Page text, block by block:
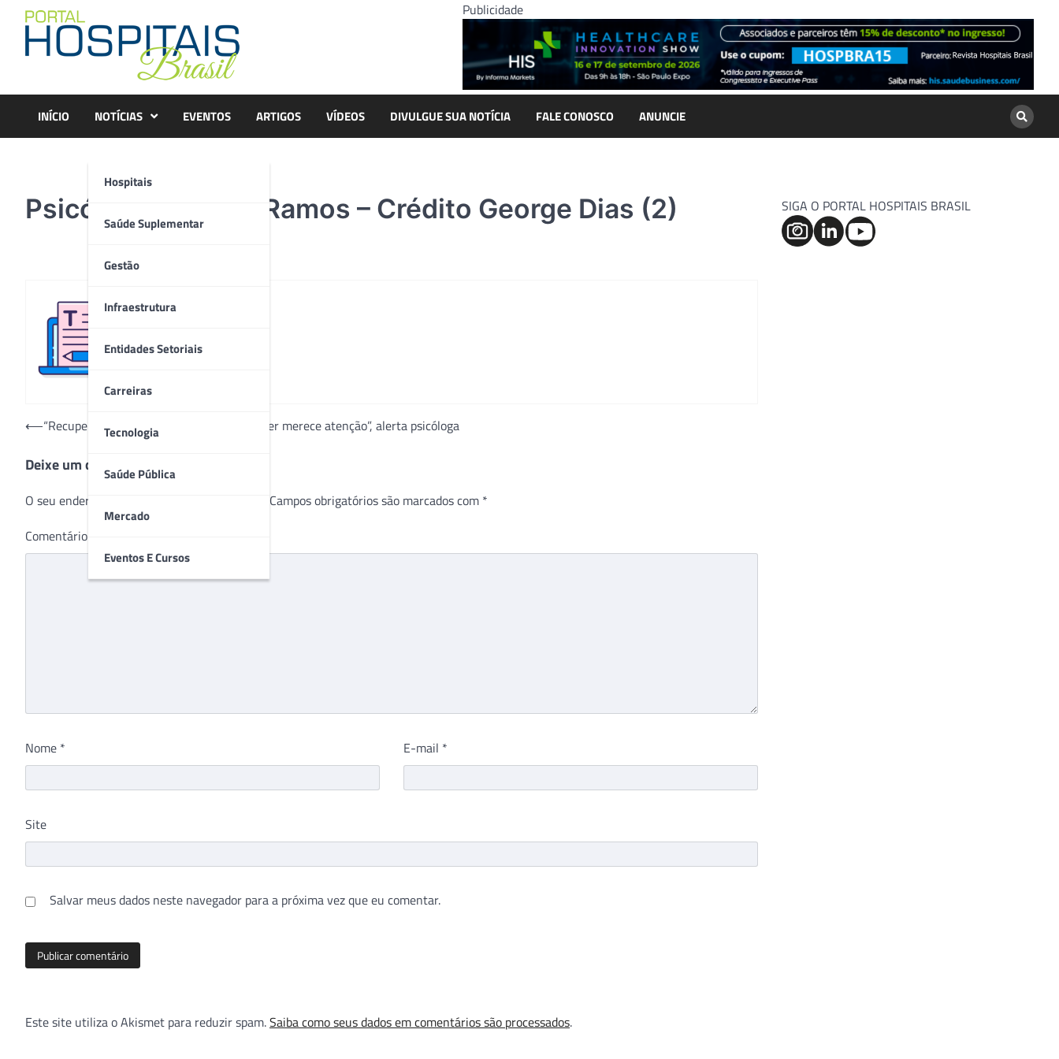
content
Publicidade
INÍCIO NOTÍCIAS
Hospitais
Saúde Suplementar
Gestão
Infraestrutura
Entidades Setoriais
Carreiras
Tecnologia
Saúde Pública
Mercado
Eventos E Cursos
EVENTOS ARTIGOS VÍDEOS DIVULGUE SUA NOTÍCIA FALE CONOSCO ANUNCIE
Psicóloga Andreia Ramos – Crédito George Dias (2)
Navegação
Post
⟵“Recuperação emocional pós-cura do câncer merece atenção”, alerta psicóloga
Deixe um comentário
O seu endereço de e-mail não será publicado. Campos obrigatórios são marcados com *
Comentário
Nome * E-mail *
Site
Salvar meus dados neste navegador para a próxima vez que eu comentar.
Este site utiliza o Akismet para reduzir spam.Saiba como seus dados em comentários são processados.
SIGA O PORTAL HOSPITAIS BRASIL